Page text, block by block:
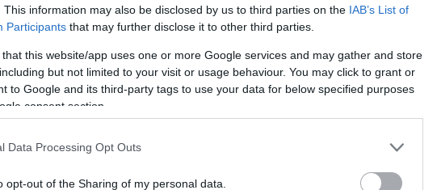
This information may also be disclosed by us to third parties on the IAB’s List of
Participants that may further disclose it to other third parties.
that this website/app uses one or more Google services and may gather and store
but not limited to your visit or usage behaviour. You may click to grant or
to Google and its third-party tags to use your data for below specified purposes
consent section.
Data Processing Opt Outs
opt-out of the Sharing of my personal data.